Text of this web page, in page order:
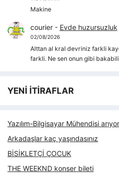
Makine
courier- Evde huzursuzluk
02/08/2026
Alttan al kral devriniz farkli
farkli. Ne sen onun gibi
YENİ İTİRAFLAR
Yazılım-Bilgisayar Mühendisi
Arkadaşlar kaç yaşındasınız
BİSİKLETÇİ ÇOCUK
THE WEEKND konser bileti